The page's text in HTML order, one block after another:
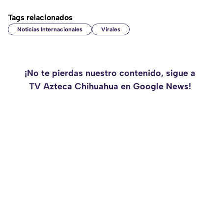
Tags relacionados
Noticias Internacionales Virales
¡No te pierdas nuestro contenido, sigue a
TV Azteca Chihuahua en Google News!